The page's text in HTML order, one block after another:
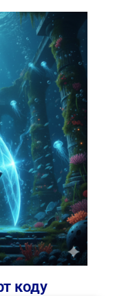
коду